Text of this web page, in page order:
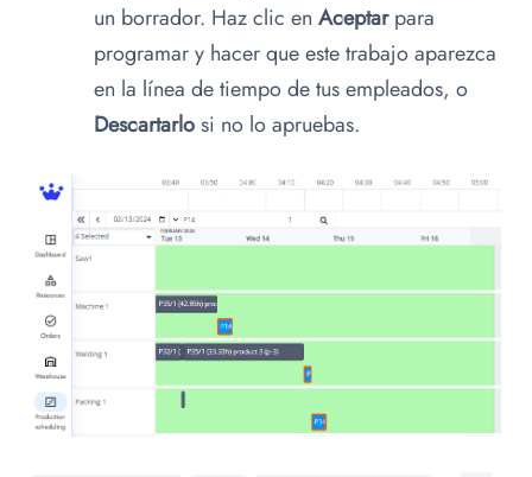
un borrador. Haz clic en Aceptarpara
programar y hacer que este trabajo aparezca
en la línea de tiempo de tus empleados, o
Descartarlosi no lo apruebas.